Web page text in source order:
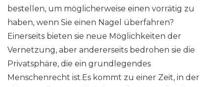
bestellen, um möglicherweise einen vorrätig zu
haben, wenn Sie einen Nagel überfahren?
Einerseits bieten sie neue Möglichkeiten der
Vernetzung, aber andererseits bedrohen sie die
Privatsphäre, die ein grundlegendes
Menschenrecht ist.Es kommt zu einer Zeit, in der